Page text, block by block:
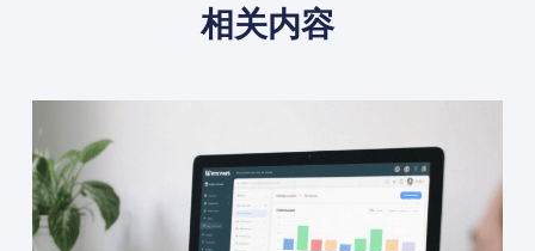
相关内容